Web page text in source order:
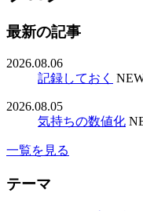
最新の記事
2026.08.06
記録しておく
2026.08.05
気持ちの数値化
一覧を見る
テーマ